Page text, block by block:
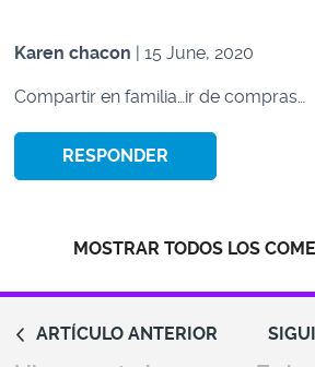
Karen chacon | 15 June, 2020
Compartir en familia…ir de compras…
RESPONDER
MOSTRAR TODOS LOS
ARTÍCULO ANTERIOR